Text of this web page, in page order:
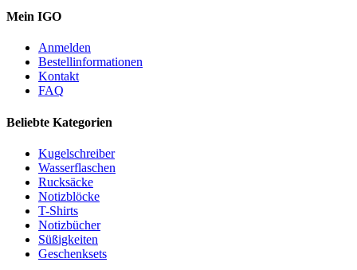
Mein IGO
Anmelden
Bestellinformationen
Kontakt
FAQ
Beliebte Kategorien
Kugelschreiber
Wasserflaschen
Rucksäcke
Notizblöcke
T-Shirts
Notizbücher
Süßigkeiten
Geschenksets